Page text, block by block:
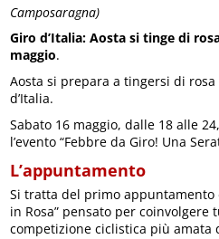
Camposaragna)
Giro d’Italia: Aosta si tinge di
maggio.
Aosta si prepara a tingersi di
d’Italia.
Sabato 16 maggio, dalle 18 alle
l’evento “Febbre da Giro! Una
L’appuntamento
Si tratta del primo appuntamento
in Rosa” pensato per coinvolgere
competizione ciclistica più amata